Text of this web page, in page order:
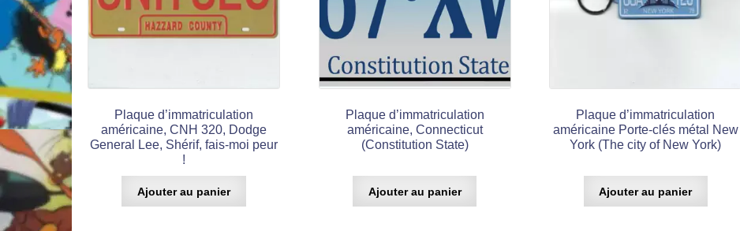
Plaque d’immatriculation
américaine, CNH 320, Dodge
General Lee, Shérif, fais-moi peur
!
Ajouter au panier
Plaque d’immatriculation
américaine, Connecticut
(Constitution State)
Ajouter au panier
Plaque d’immatriculation
américaine Porte-clés métal New
York (The city of New York)
Ajouter au panier